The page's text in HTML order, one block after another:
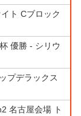
ト Cブロック
優勝 - シリウ
プデラックス
名古屋会場 ト